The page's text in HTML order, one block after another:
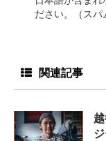
ださい。（スパ
関連記事